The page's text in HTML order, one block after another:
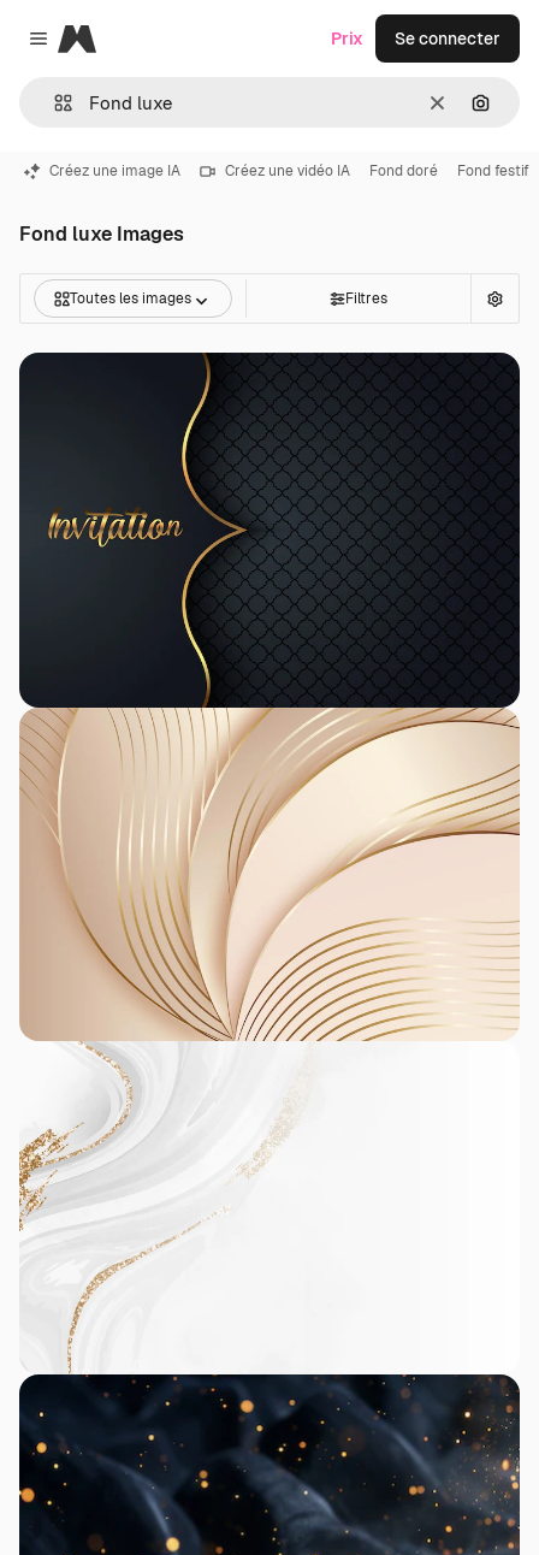
Close menu
Magnific
Effacer
Prix Se connecter
Créez une image IA Créez une vidéo IA Fond doré Fond festif
Fond luxe Images
Toutes les images Filtres